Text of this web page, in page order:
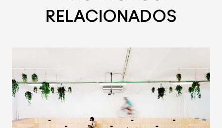
RELACIONADOS